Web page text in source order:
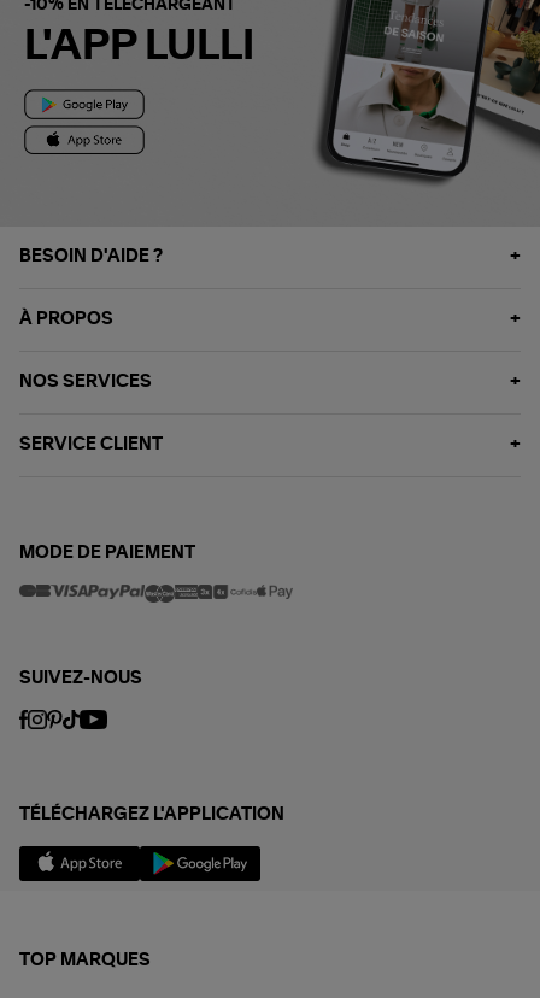
-10% EN TÉLÉCHARGEANT
L'APP LULLI
BESOIN D'AIDE ?
À PROPOS
NOS SERVICES
SERVICE CLIENT
MODE DE PAIEMENT
SUIVEZ-NOUS
TÉLÉCHARGEZ L'APPLICATION
TOP MARQUES